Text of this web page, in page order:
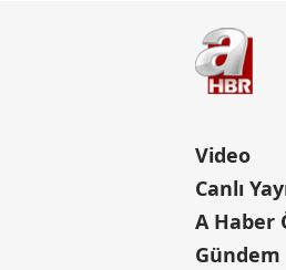
Video
Canlı
A Haber
Gündem